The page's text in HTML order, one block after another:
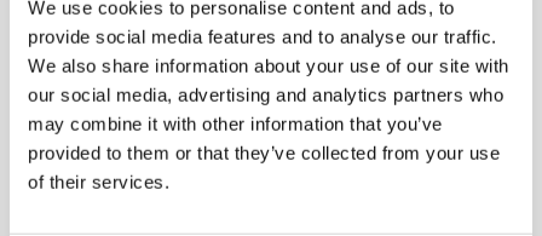
We use cookies to personalise content and ads, to
provide social media features and to analyse our traffic.
We also share information about your use of our site with
our social media, advertising and analytics partners who
may combine it with other information that you’ve
provided to them or that they’ve collected from your use
of their services.